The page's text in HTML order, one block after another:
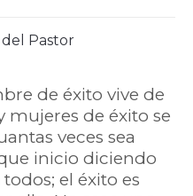
Pastor
de éxito vive de
mujeres de éxito se
veces sea
inicio diciendo
el éxito es